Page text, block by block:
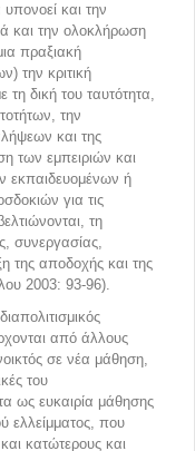
και την
και την ολοκλήρωση
πραξιακή
την κριτική
τη δική του ταυτότητα,
την
και της
των εμπειριών και
εκπαιδευομένων ή
για τις
τη
συνεργασίας,
της αποδοχής και της
2003: 93-96).
από άλλους
σε νέα μάθηση,
του
ως ευκαιρία μάθησης
ελλείμματος, που
κατώτερους και